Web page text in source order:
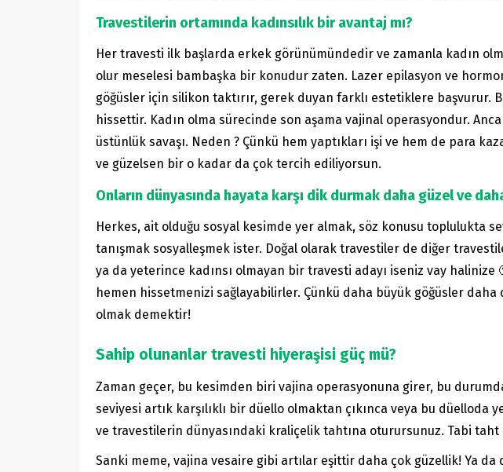
Travestilerin ortamında kadınsılık bir avantaj mı?
Her travesti ilk başlarda erkek görünümündedir ve zamanla kadın
olur meselesi bambaşka bir konudur zaten. Lazer epilasyon ve
göğüsler için silikon taktırır, gerek duyan farklı estetiklere
hissettir. Kadın olma sürecinde son aşama vajinal operasyondur.
üstünlük savaşı. Neden ? Çünkü hem yaptıkları işi ve hem de para
ve güzelsen bir o kadar da çok tercih ediliyorsun.
Onların dünyasında hayata karşı dik durmak daha güzel ve
Herkes, ait olduğu sosyal kesimde yer almak, söz konusu toplulukta
tanışmak sosyalleşmek ister. Doğal olarak travestiler de diğer
ya da yeterince kadınsı olmayan bir travesti adayı iseniz vay
hemen hissetmenizi sağlayabilirler. Çünkü daha büyük göğüsler
olmak demektir!
Sahip olunanlar travesti hiyeraşisi güç mü?
Zaman geçer, bu kesimden biri vajina operasyonuna girer, bu
seviyesi artık karşılıklı bir düello olmaktan çıkınca veya bu
ve travestilerin dünyasındaki kraliçelik tahtına oturursunuz. Tabi taht
Sanki meme, vajina vesaire gibi artılar eşittir daha çok güzellik! Ya